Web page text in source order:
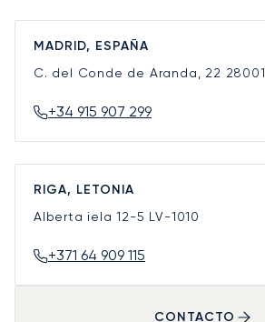
MADRID, ESPAÑA
C. del Conde de Aranda, 22 28001
+34 915 907 299
RIGA, LETONIA
Alberta iela 12-5 LV-1010
+371 64 909 115
CONTACTO